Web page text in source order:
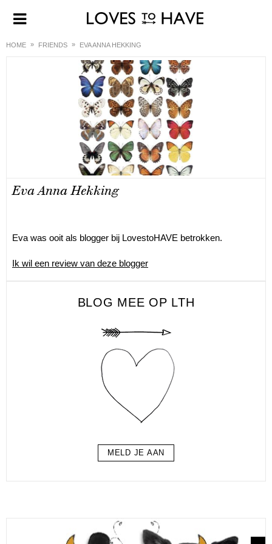
HOME FRIENDS EVA ANNA HEKKING
Eva Anna Hekking
Eva was ooit als blogger bij LovestoHAVE betrokken.
Ik wil een review van deze blogger
BLOG MEE OP LTH
MELD JE AAN